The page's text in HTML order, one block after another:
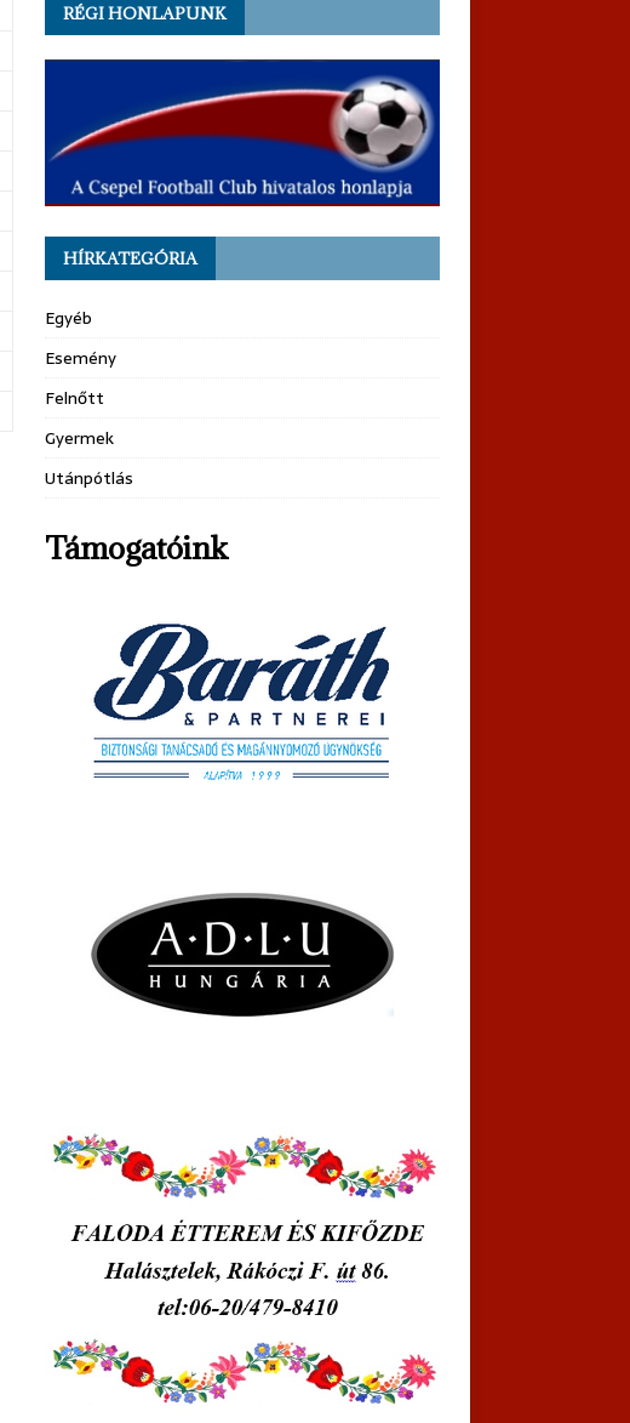
RÉGI HONLAPUNK
HÍRKATEGÓRIA
Egyéb
Esemény
Felnőtt
Gyermek
Utánpótlás
Támogatóink